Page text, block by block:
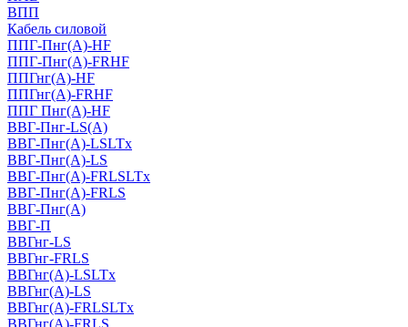
ВПП
Кабель силовой
ППГ-Пнг(А)-HF
ППГ-Пнг(А)-FRHF
ППГнг(А)-HF
ППГнг(А)-FRHF
ППГ Пнг(А)-HF
ВВГ-Пнг-LS(А)
ВВГ-Пнг(А)-LSLTx
ВВГ-Пнг(А)-LS
ВВГ-Пнг(А)-FRLSLTx
ВВГ-Пнг(А)-FRLS
ВВГ-Пнг(А)
ВВГ-П
ВВГнг-LS
ВВГнг-FRLS
ВВГнг(А)-LSLTx
ВВГнг(А)-LS
ВВГнг(А)-FRLSLTx
ВВГнг(А)-FRLS